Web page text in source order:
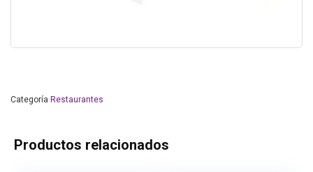
Categoría Restaurantes
Productos relacionados